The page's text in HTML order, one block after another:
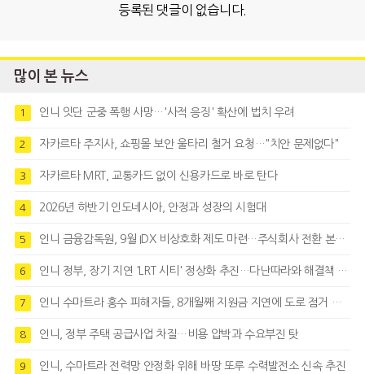
등록된 댓글이 없습니다.
많이 본 뉴스
1 인니 잇단 군중 폭행 사망…'사적 응징' 확산에 법치 우려
2 자카르타 주지사, 쇼핑몰 보안 울타리 철거 요청…"치안 문제없다"
3 자카르타 MRT, 교통카드 없이 신용카드로 바로 탄다
4 2026년 하반기 인도네시아, 안정과 성장의 시험대
5 인니 금융감독원, 9월 IDX 비상호화 제도 마련…주식회사 전환 본격화
6 인니 정부, 장기 지연 'LRT 시티' 정상화 추진…다난따라와 해결책 모색
7 인니 수마트라 홍수 피해자들, 8개월째 지원금 지연에 도로 점거 시위
8 인니, 정부 주택 공급사업 차질…비용 압박과 수요부진 탓
9 인니, 수마트라 전력망 안정화 위해 바땅 또루 수력발전소 신속 추진